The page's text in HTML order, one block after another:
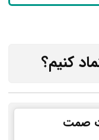
کنیم؟
صمت